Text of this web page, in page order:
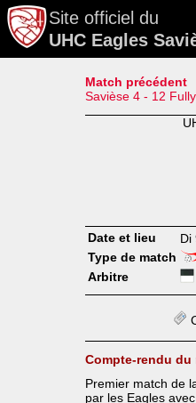
Site officiel du
UHC Eagles
Match précédent
Savièse 4 - 12 Fully
Date et lieu Di
Type de match
Arbitre
Compte-rendu du
Premier match de
par les Eagles